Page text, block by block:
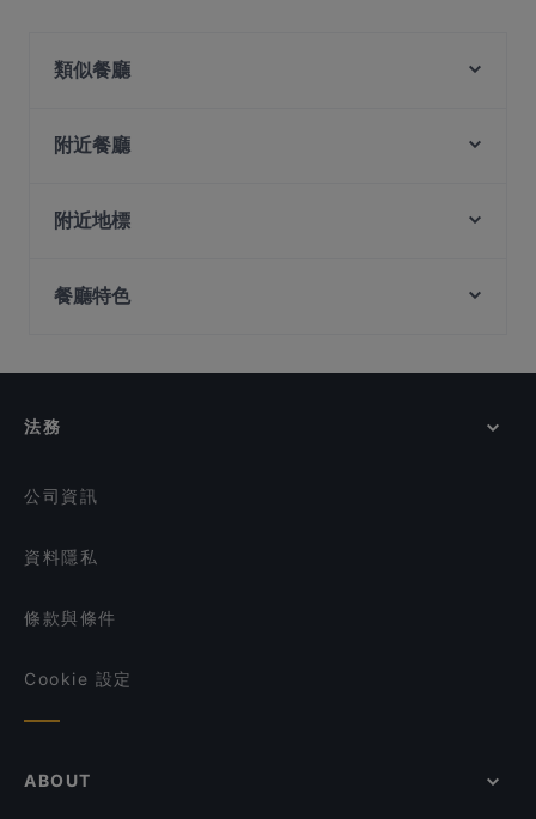
類似餐廳
Offbeat by Coq & Balls
Wow Fish 哇哦酸菜鱼 - CapitaSpring
Taste of Korea 찐 (JJIN)
附近餐廳
Quay House
Au Mariage Wine and Dine
ShuKuu Japanese Izakaya
Sushi Izakaya Kadohachi
附近地標
Supreme Court Of Singapore, 新加坡
餐廳特色
在 新加坡 的 親子友善餐廳
法務
公司資訊
資料隱私
條款與條件
Cookie 設定
ABOUT